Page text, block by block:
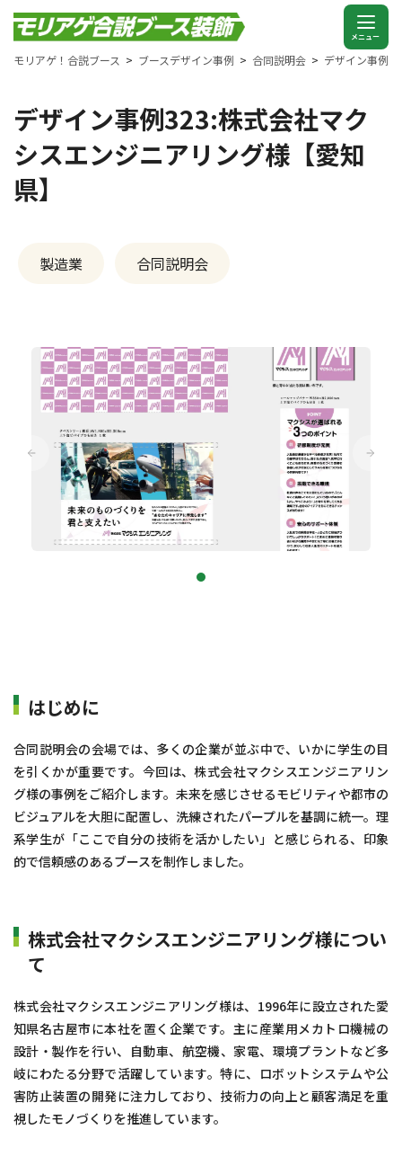
モリアゲ！合説ブース ブースデザイン事例 合同説明会 デザイン事例
デザイン事例323:株式会社マク
シスエンジニアリング様【愛知
県】
製造業 合同説明会
はじめに
合同説明会の会場では、多くの企業が並ぶ中で、いかに学生の目
を引くかが重要です。今回は、株式会社マクシスエンジニアリン
グ様の事例をご紹介します。未来を感じさせるモビリティや都市の
ビジュアルを大胆に配置し、洗練されたパープルを基調に統一。理
系学生が「ここで自分の技術を活かしたい」と感じられる、印象
的で信頼感のあるブースを制作しました。
株式会社マクシスエンジニアリング様につい
て
株式会社マクシスエンジニアリング様は、1996年に設立された愛
知県名古屋市に本社を置く企業です。主に産業用メカトロ機械の
設計・製作を行い、自動車、航空機、家電、環境プラントなど多
岐にわたる分野で活躍しています。特に、ロボットシステムや公
害防止装置の開発に注力しており、技術力の向上と顧客満足を重
視したモノづくりを推進しています。